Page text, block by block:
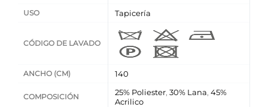
USO Tapicería
CÓDIGO DE LAVADO
ANCHO (CM) 140
COMPOSICIÓN 25% Poliester,30% Lana,45%
Acrilico